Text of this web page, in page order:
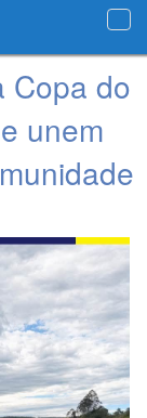
Copa do
unem